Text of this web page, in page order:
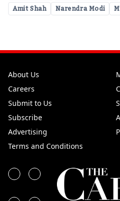
Amit Shah
Narendra Modi
About Us
Careers
Submit to Us
Subscribe
Advertising
Terms and Conditions